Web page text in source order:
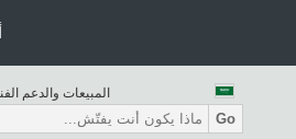
المبيعات والدعم
Go